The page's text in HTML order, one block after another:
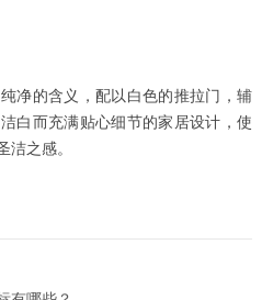
净的含义，配以白色的推拉门，辅
白而充满贴心细节的家居设计，使
洁之感。